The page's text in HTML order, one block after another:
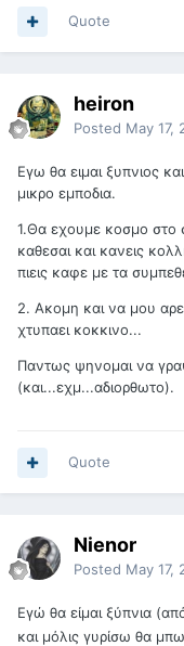
Quote
heiron
Posted May 17,
Εγω θα ειμαι ξυπνιος
μικρο εμποδια.
1.Θα εχουμε κοσμο στο
καθεσαι και κανεις
πιεις καφε με τα
2. Ακομη και να μου
χτυπαει κοκκινο...
Παντως ψηνομαι να
(και...εχμ...αδιορθωτο).
Quote
Nienor
Posted May 17,
Εγώ θα είμαι ξύπνια
και μόλις γυρίσω θα